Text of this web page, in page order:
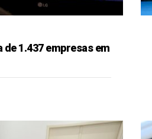
1.437 empresas em